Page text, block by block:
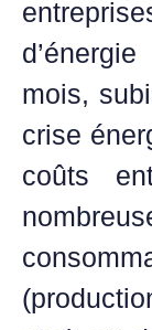
mois,
crise
coûts